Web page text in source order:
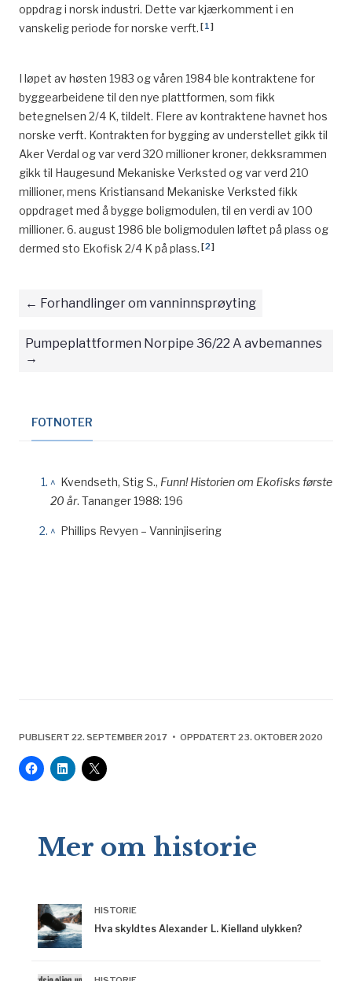
oppdrag i norsk industri. Dette var kjærkomment i en
vanskelig periode for norske verft. [1]
I løpet av høsten 1983 og våren 1984 ble kontraktene for
byggearbeidene til den nye plattformen, som fikk
betegnelsen 2/4 K, tildelt. Flere av kontraktene havnet hos
norske verft. Kontrakten for bygging av understellet gikk til
Aker Verdal og var verd 320 millioner kroner, dekksrammen
gikk til Haugesund Mekaniske Verksted og var verd 210
millioner, mens Kristiansand Mekaniske Verksted fikk
oppdraget med å bygge boligmodulen, til en verdi av 100
millioner. 6. august 1986 ble boligmodulen løftet på plass og
dermed sto Ekofisk 2/4 K på plass. [2]
Forhandlinger om vanninnsprøyting
Pumpeplattformen Norpipe 36/22 A avbemannes
FOTNOTER
^ Kvendseth, Stig S., Funn! Historien om Ekofisks første
20 år. Tananger 1988: 196
^ Phillips Revyen – Vanninjisering
PUBLISERT 22. SEPTEMBER 2017 • OPPDATERT 23. OKTOBER 2020
Mer om historie
HISTORIE
Hva skyldtes Alexander L. Kielland ulykken?